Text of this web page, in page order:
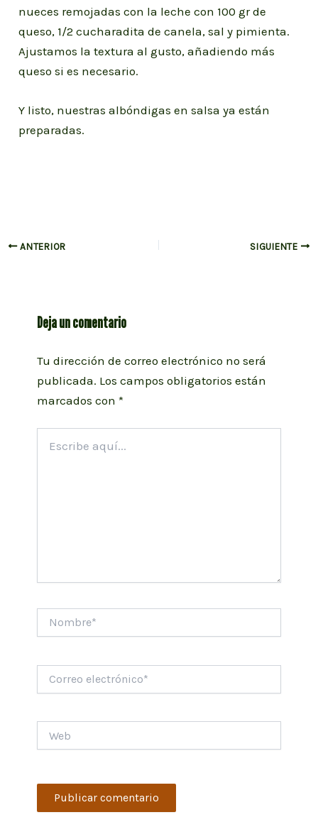
nueces remojadas con la leche con 100 gr de
queso, 1/2 cucharadita de canela, sal y pimienta.
Ajustamos la textura al gusto, añadiendo más
queso si es necesario.
Y listo, nuestras albóndigas en salsa ya están
preparadas.
Navegación
ANTERIOR SIGUIENTE
Deja un comentario
Tu dirección de correo electrónico no será
publicada. Los campos obligatorios están
marcados con *
aquí...
electrónico*